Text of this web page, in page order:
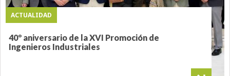
ACTUALIDAD
40º aniversario de la XVI Promoción de
Ingenieros Industriales